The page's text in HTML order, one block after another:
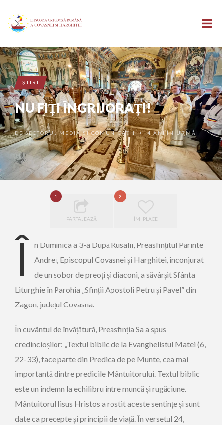
ŞTIRI
NU FIȚI ÎNGRIJORAȚI!
DESECTORUL MEDIA ȘI COMUNICAȚII •4 ANI ÎN URMĂ
1
PARTAJEAZĂ
2
ÎMI PLACE
Î n Duminica a 3-a După Rusalii, Preasfințitul Părinte
Andrei, Episcopul Covasnei și Harghitei, înconjurat
de un sobor de preoți și diaconi, a săvârșit Sfânta
Liturghie în Parohia „Sfinții Apostoli Petru și Pavel” din
Zagon, județul Covasna.
În cuvântul de învățătură, Preasfinția Sa a spus
credincioșilor: „Textul biblic de la Evanghelistul Matei (6,
22-33), face parte din Predica de pe Munte, cea mai
importantă dintre predicile Mântuitorului. Textul biblic
este un îndemn la echilibru între muncă și rugăciune.
Mântuitorul Iisus Hristos a rostit aceste sentințe și sunt
date ca precepte și principii de viață. În versetul 24,